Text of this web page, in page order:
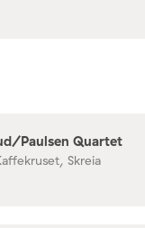
Paulsen Quartet
Skreia